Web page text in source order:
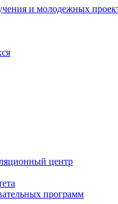
и молодежных
центр
программ